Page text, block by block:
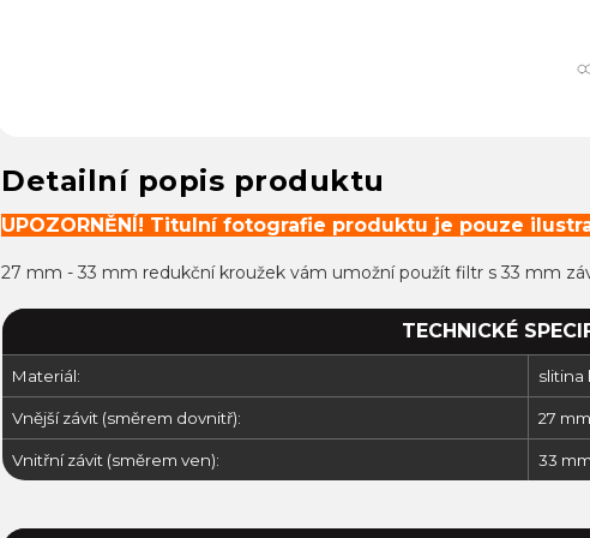
Detailní popis produktu
UPOZORNĚNÍ! Titulní fotografie produktu je pouze
27 mm - 33 mm redukční kroužek vám umožní použít filtr s 33 mm
TECHNICKÉ
Materiál: slitina
Vnější závit (směrem dovnitř): 27 mm
Vnitřní závit (směrem ven): 33